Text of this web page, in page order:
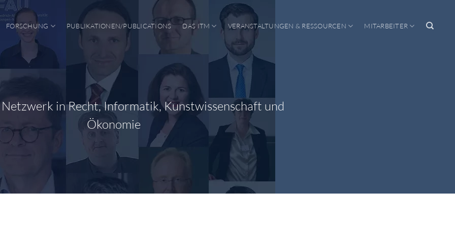
FORSCHUNG PUBLIKATIONEN/PUBLICATIONS DAS ITM VERANSTALTUNGEN & RESSOURCEN MITARBEITER
in Recht, Informatik, Kunstwissenschaft und
Ökonomie